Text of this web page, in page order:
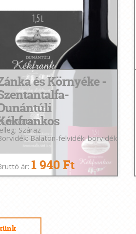
és Környéke -
Vörös
Száraz
Balaton-felvidéki borvidék
ár: 1 940 Ft